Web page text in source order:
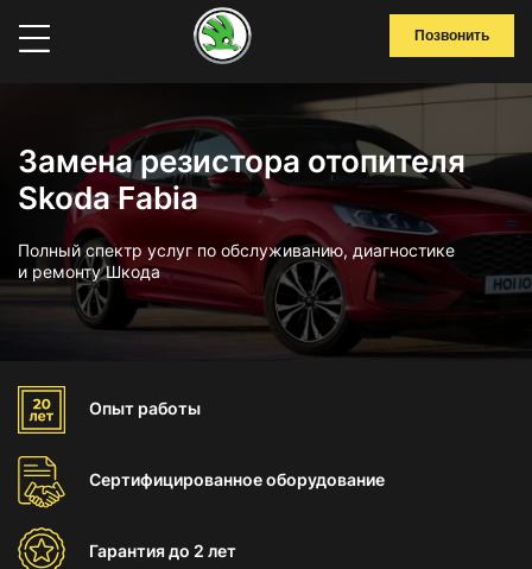
Позвонить
Замена резистора отопителя
Skoda Fabia
Полный спектр услуг по обслуживанию, диагностике
и ремонту Шкода
Опыт работы
Сертифицированноеоборудование
Гарантиядо 2 лет